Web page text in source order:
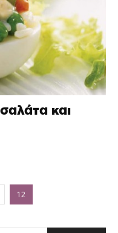
και
12